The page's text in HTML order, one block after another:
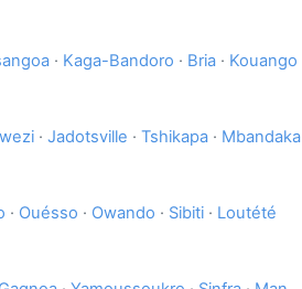
· Kaga-Bandoro · Bria · Kouango
· Jadotsville · Tshikapa · Mbandaka
· Ouésso · Owando · Sibiti · Loutété